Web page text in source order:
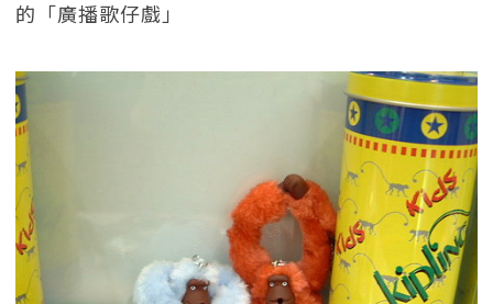
的「廣播歌仔戲」